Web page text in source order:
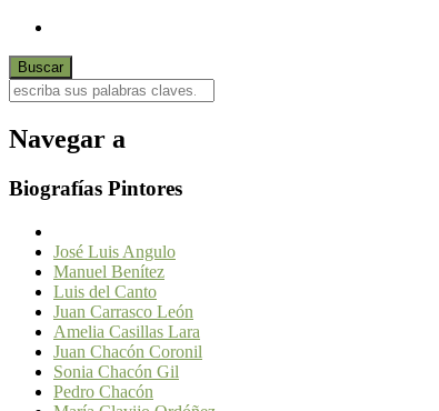
Navegar a
Biografías Pintores
José Luis Angulo
Manuel Benítez
Luis del Canto
Juan Carrasco León
Amelia Casillas Lara
Juan Chacón Coronil
Sonia Chacón Gil
Pedro Chacón